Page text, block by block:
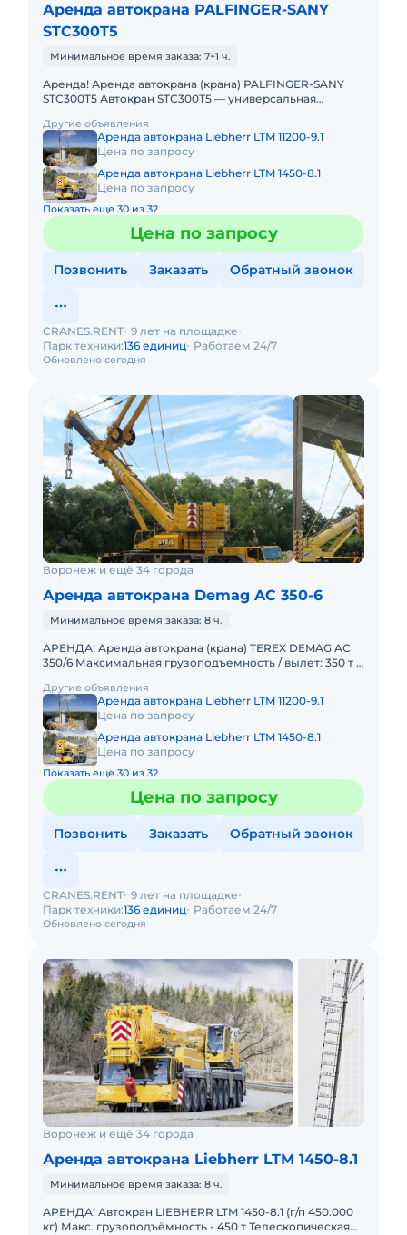
Аренда автокрана PALFINGER-SANY
STC300T5
Минимальное время заказа: 7+1 ч.
Аренда! Аренда автокрана (крана) PALFINGER-SANY
STC300T5 Автокран STC300T5 — универсальная
строительства и ремон
Другие объявления
Аренда автокрана Liebherr LTM 11200-9.1
Цена по запросу
Аренда автокрана Liebherr LTM 1450-8.1
Цена по запросу
Показать еще 30 из 32
Цена по запросу
Позвонить Заказать Обратный звонок
Обновлено сегодня
CRANES.RENT 9 лет на площадке
Парк техники:136 единиц Работаем 24/7
Воронеж и ещё 34 города
Аренда автокрана Demag AC 350-6
Минимальное время заказа: 8 ч.
АРЕНДА! Аренда автокрана (крана) TEREX DEMAG AC
350/6 Максимальная грузоподъемность / вылет: 350 т /
Другие объявления
Аренда автокрана Liebherr LTM 11200-9.1
Цена по запросу
Аренда автокрана Liebherr LTM 1450-8.1
Цена по запросу
Показать еще 30 из 32
Цена по запросу
Позвонить Заказать Обратный звонок
Обновлено сегодня
CRANES.RENT 9 лет на площадке
Парк техники:136 единиц Работаем 24/7
Воронеж и ещё 34 города
Аренда автокрана Liebherr LTM 1450-8.1
Минимальное время заказа: 8 ч.
АРЕНДА! Автокран LIEBHERR LTM 1450-8.1 (г/п 450.000
кг) Макс. грузоподъёмность - 450 т Телескопическая